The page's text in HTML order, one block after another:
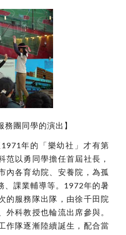
務團同學的演出】
年的「樂幼社」才有第
范以勇同學擔任首屆社長，
內各育幼院、安養院，為孤
、課業輔導等。1972年的暑
的服務隊出隊，由徐千田院
外科教授也輪流出席參與。
作隊逐漸陸續誕生，配合當